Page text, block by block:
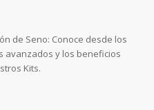
de Seno: Conoce desde los
avanzados y los beneficios
Kits.